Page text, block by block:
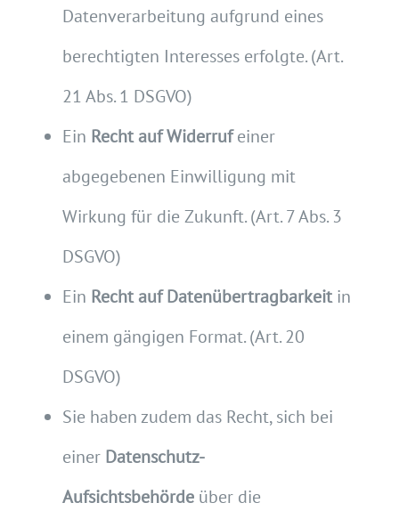
Datenverarbeitung aufgrund eines
berechtigten Interesses erfolgte. (Art.
21 Abs. 1 DSGVO)
Ein Recht auf Widerrufeiner
abgegebenen Einwilligung mit
Wirkung für die Zukunft. (Art. 7 Abs. 3
DSGVO)
Ein Recht auf Datenübertragbarkeitin
einem gängigen Format. (Art. 20
DSGVO)
Sie haben zudem das Recht, sich bei
einer Datenschutz-
Aufsichtsbehördeüber die